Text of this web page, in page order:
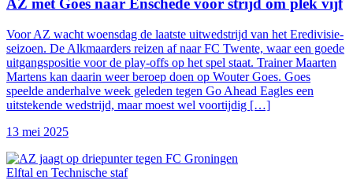
AZ met Goes naar Enschede voor strijd om plek vijf
Voor AZ wacht woensdag de laatste uitwedstrijd van het Eredivisie-
seizoen. De Alkmaarders reizen af naar FC Twente, waar een goede
uitgangspositie voor de play-offs op het spel staat. Trainer Maarten
Martens kan daarin weer beroep doen op Wouter Goes. Goes
speelde anderhalve week geleden tegen Go Ahead Eagles een
uitstekende wedstrijd, maar moest wel voortijdig […]
13 mei 2025
Elftal en Technische staf